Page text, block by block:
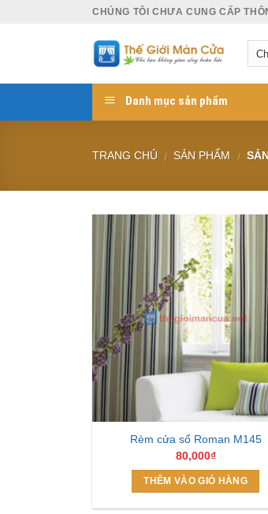
CHÚNG TÔI CHƯA CUNG CẤP
Danh mục sản phẩm
TRANG CHỦ / SẢN PHẨM /
Rèm cửa sổ Roman M145
80,000₫
THÊM VÀO GIỎ HÀNG